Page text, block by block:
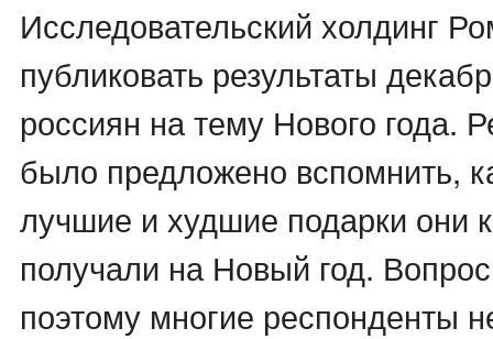
Исследовательский холдинг
публиковать результаты
россиян на тему Нового года.
было предложено вспомнить,
лучшие и худшие подарки они
получали на Новый год.
поэтому многие респонденты